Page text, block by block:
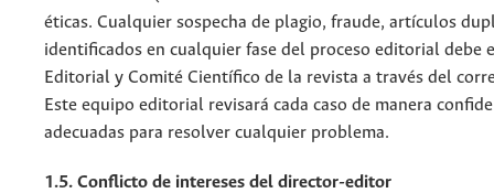
éticas. Cualquier sospecha de plagio, fraude, artículos
identificados en cualquier fase del proceso editorial debe
Editorial y Comité Científico de la revista a través del
Este equipo editorial revisará cada caso de manera
adecuadas para resolver cualquier problema.
1.5. Conflicto de intereses del director-editor